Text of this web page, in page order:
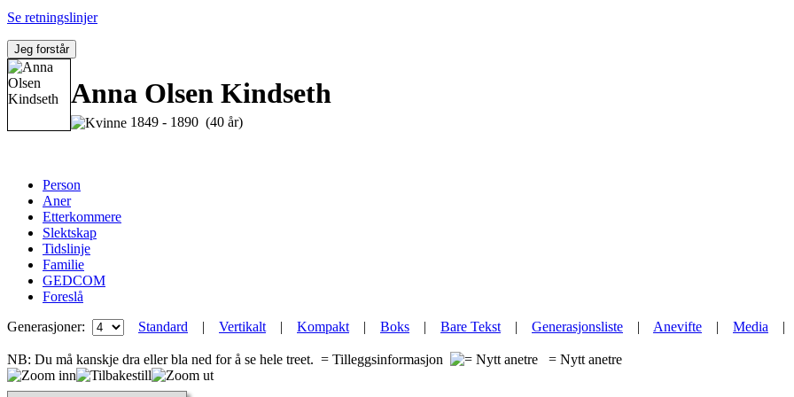
Se retningslinjer
Jeg forstår
Anna Olsen Kindseth
1849 - 1890 (40 år)
Person
Aner
Etterkommere
Slektskap
Tidslinje
Familie
GEDCOM
Foreslå
Generasjoner:
Standard | Vertikalt| Kompakt| Boks | Bare Tekst| Generasjonsliste | Anevifte | Media |
NB: Du må kanskje dra eller bla ned for å se hele treet. = Tilleggsinformasjon = Nytt anetre